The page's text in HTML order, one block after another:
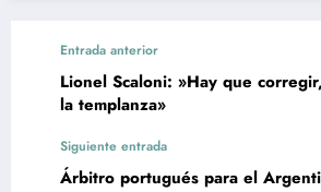
Entrada anterior
Lionel Scaloni: »Hay que
la templanza»
Siguiente entrada
Árbitro portugués para el